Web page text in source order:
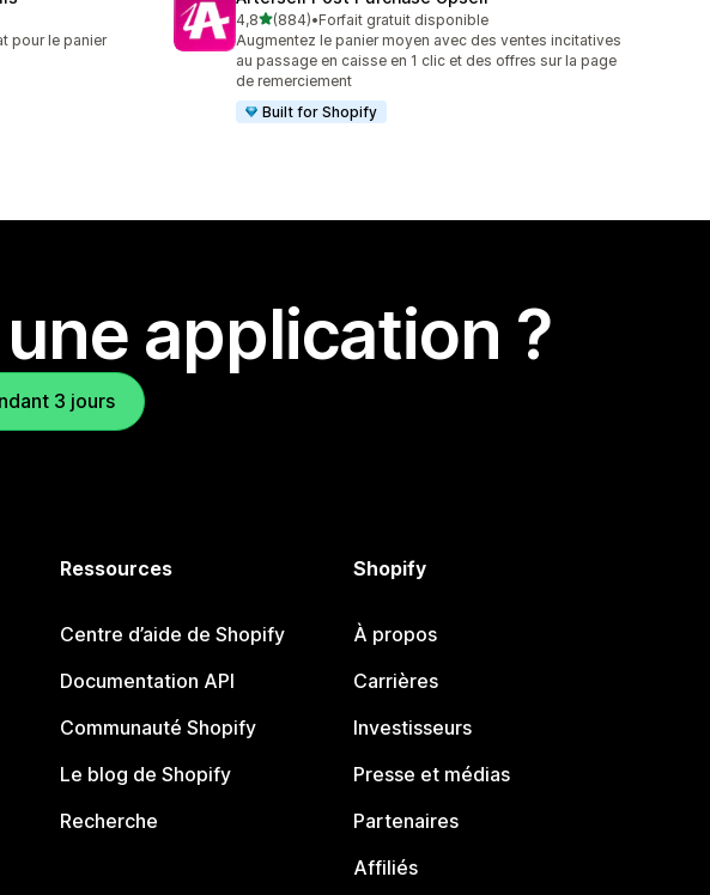
pour le panier
4,8étoile(s) sur 5
(884)
884 avis au total
•Forfait gratuit disponible
Augmentez le panier moyen avec des ventes incitatives
au passage en caisse en 1 clic et des offres sur la page
de remerciement
Built for Shopify
application ?
3 jours
Ressources
Centre d’aide de Shopify
Documentation API
Communauté Shopify
Le blog de Shopify
Recherche
Shopify
À propos
Carrières
Investisseurs
Presse et médias
Partenaires
Affiliés